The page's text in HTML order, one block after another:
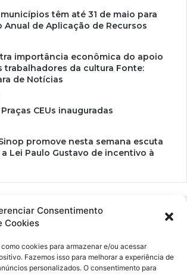
Consentimento
Cookies
cookies para armazenar e/ou acessar
Fazemos isso para melhorar a experiência de
personalizados. O consentimento para
municípios têm até 31 de maio para
Anual de Aplicação de Recursos
importância econômica do apoio
trabalhadores da cultura Fonte:
de Notícias
CEUs inauguradas
promove nesta semana escuta
Lei Paulo Gustavo de incentivo à